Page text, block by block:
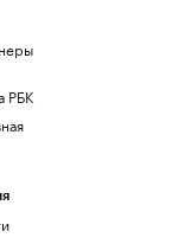
РБК